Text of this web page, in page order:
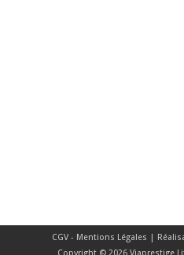
CGV - Mentions Légales |